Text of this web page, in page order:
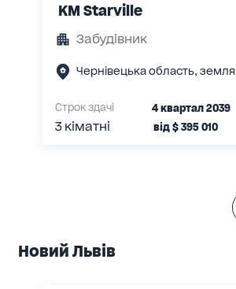
КМ Starville
Забудівник
Чернівецька область, земля
Строк здачі 4 квартал 2039
3 кіматні від $ 395 010
Новий Львів